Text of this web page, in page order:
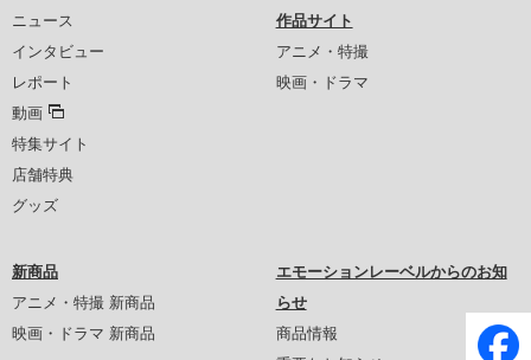
ニュース
インタビュー
レポート
動画
特集サイト
店舗特典
グッズ
作品サイト
アニメ・特撮
映画・ドラマ
新商品
アニメ・特撮 新商品
映画・ドラマ 新商品
エモーションレーベルからのお知
らせ
商品情報